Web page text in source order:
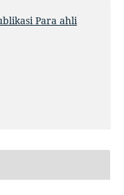
Para ahli